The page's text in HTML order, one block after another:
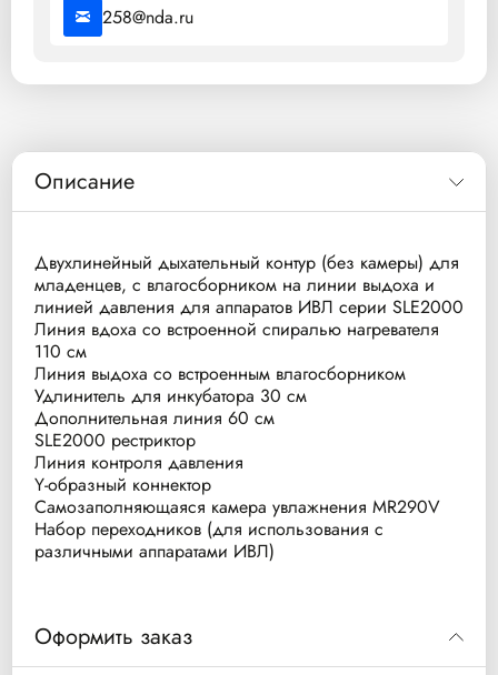
258@nda.ru
Описание
Оформить заказ
Двухлинейный дыхательный контур (без камеры) для
младенцев, с влагосборником на линии выдоха и
линией давления для аппаратов ИВЛ серии SLE2000
Линия вдоха со встроенной спиралью нагревателя
110 см
Линия выдоха со встроенным влагосборником
Удлинитель для инкубатора 30 см
Дополнительная линия 60 см
SLE2000 рестриктор
Линия контроля давления
Y-образный коннектор
Самозаполняющаяся камера увлажнения MR290V
Набор переходников (для использования с
различными аппаратами ИВЛ)